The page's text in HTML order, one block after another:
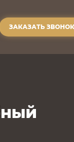
ЗАКАЗАТЬ ЗВОНОК